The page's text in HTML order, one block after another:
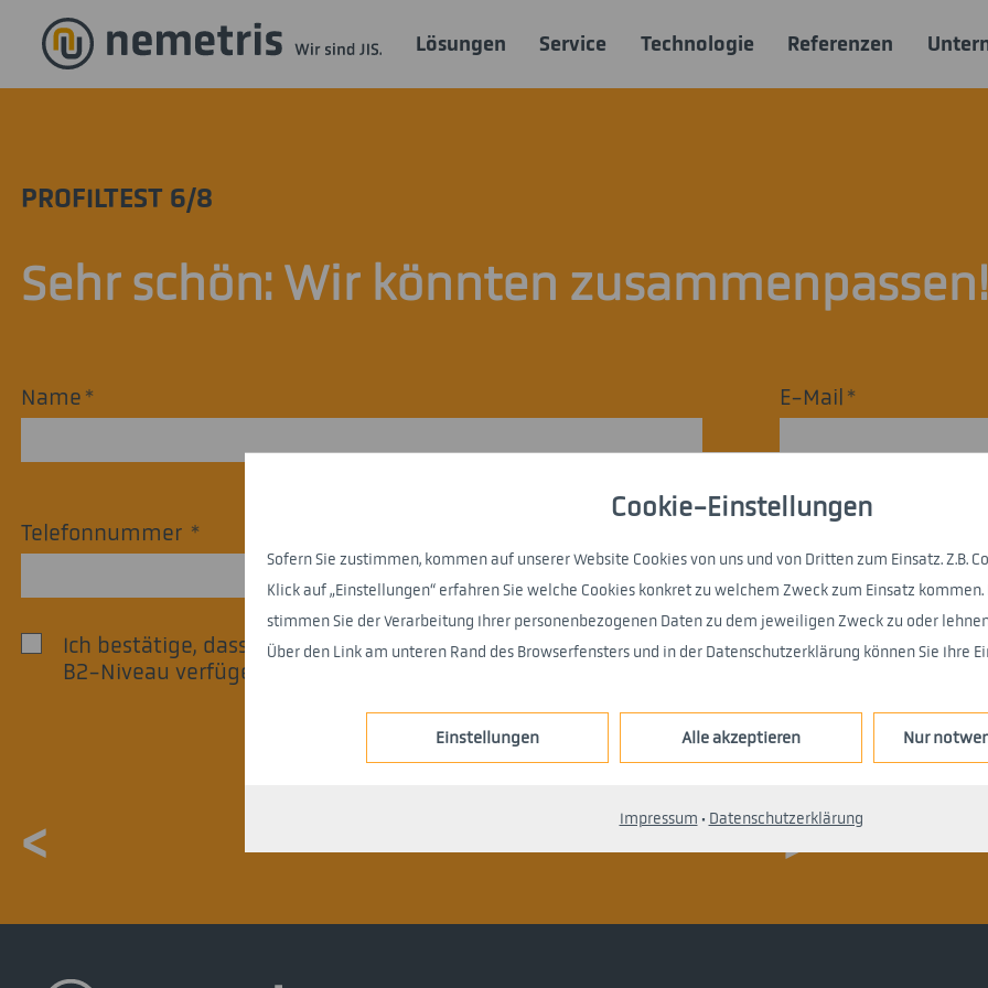
Cookie-Einstellungen
Sofern Sie zustimmen, kommen auf unserer Website Cookies von uns und von Dritten zum Einsatz. Z.B.
Klick auf „Einstellungen“ erfahren Sie welche Cookies konkret zu welchem Zweck zum Einsatz
stimmen Sie der Verarbeitung Ihrer personenbezogenen Daten zu dem jeweiligen Zweck zu oder
Über den Link am unteren Rand des Browserfensters und in der Datenschutzerklärung können Sie Ihre
Einstellungen Alle akzeptieren Nur
Impressum · Datenschutzerklärung
Lösungen Service Technologie Referenzen
PROFILTEST 6/8
Sehr schön: Wir könnten zusammenpassen!
Name * E-Mail *
Telefonnummer *
Wann bist Du am
Ich bestätige, dass ich über Deutschkenntnisse auf mindestens
B2-Niveau verfüge.
Datenschutz?
* Pflichtfeld
< >